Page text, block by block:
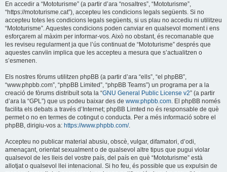
En accedir a “Mototurisme” (a partir d’ara “nosaltres”, “Mototurisme”,
“https://mototurisme.cat”), accepteu les condicions legals següents. Si no
accepteu totes les condicions legals següents, si us plau no accediu ni utilitzeu
“Mototurisme”. Aquestes condicions poden canviar en qualsevol moment i ens
esforçarem al màxim per informar-vos. Això no obstant, és recomanable que
les reviseu regularment ja que l’ús continuat de “Mototurisme” després que
aquestes canvïin implica que les accepteu a mesura que s’actualitzen o
s’esmenen.
Els nostres fòrums utilitzen phpBB (a partir d’ara “ells”, “el phpBB”,
“www.phpbb.com”, “phpBB Limited”, “phpBB Teams”) un programa per a la
creació de fòrums distribuït sota la “GNU General Public License v2” (a partir
d’ara la “GPL”) que us podeu baixar des de www.phpbb.com. El phpBB només
facilita els debats a través d’Internet; phpBB Limted no és responsable de què
permet o no en termes de cotingut o conducta. Per a més informació sobre el
phpBB, dirigiu-vos a: https://www.phpbb.com/.
Accepteu no publicar material abusiu, obscè, vulgar, difamatori, d’odi,
amenaçant, orientat sexualment o de qualsevol altre tipus que pugui violar
qualsevol de les lleis del vostre país, del país en què “Mototurisme” està
allotjat o qualsevol llei intenacional. Si ho feu, és possible que us expulsin de